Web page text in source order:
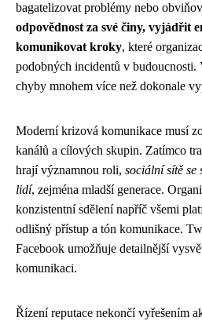
bagatelizovat problémy nebo
odpovědnost za své činy, vyjádřit
komunikovat kroky, které
podobných incidentů v budoucnosti.
chyby mnohem více než dokonale
Moderní krizová komunikace musí
kanálů a cílových skupin. Zatímco
hrají významnou roli, sociální sítě
lidí, zejména mladší generace.
konzistentní sdělení napříč všemi
odlišný přístup a tón komunikace.
Facebook umožňuje detailnější
komunikaci.
Řízení reputace nekončí vyřešením